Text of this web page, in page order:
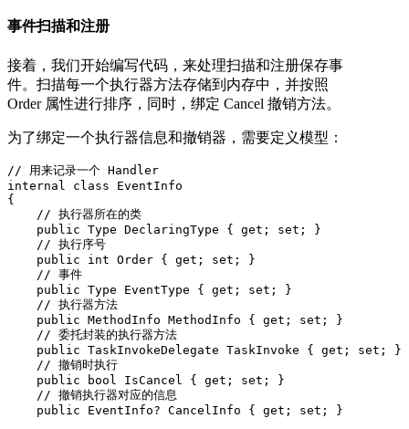
事件扫描和注册
接着，我们开始编写代码，来处理扫描和注册保存事
件。扫描每一个执行器方法存储到内存中，并按照
Order 属性进行排序，同时，绑定 Cancel 撤销方法。
为了绑定一个执行器信息和撤销器，需要定义模型：
// 用来记录一个 Handler
internal class EventInfo
{
    // 执行器所在的类
    public Type DeclaringType { get; set; }
    // 执行序号
    public int Order { get; set; }
    // 事件
    public Type EventType { get; set; }
    // 执行器方法
    public MethodInfo MethodInfo { get; set; }
    // 委托封装的执行器方法
    public TaskInvokeDelegate TaskInvoke { get; set; }
    // 撤销时执行
    public bool IsCancel { get; set; }
    // 撤销执行器对应的信息
    public EventInfo? CancelInfo { get; set; }